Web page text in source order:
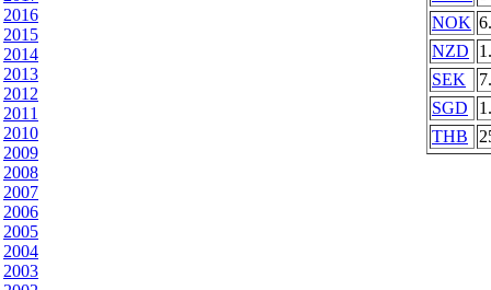
2016
2015
2014
2013
2012
2011
2010
2009
2008
2007
2006
2005
2004
2003
NOK
NZD
SEK
SGD
THB